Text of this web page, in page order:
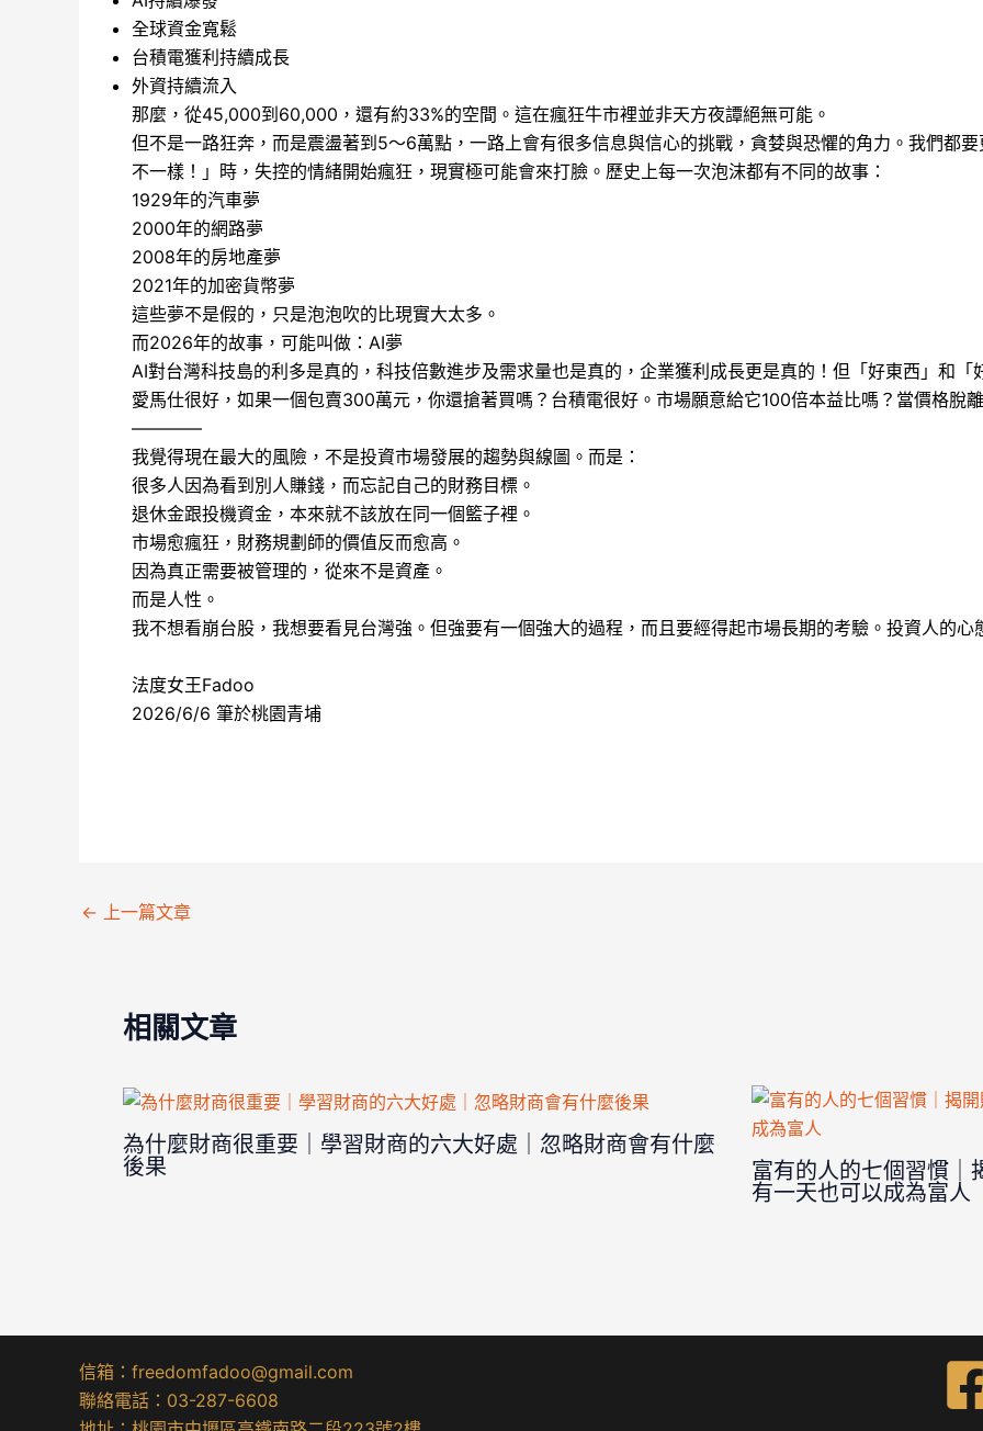
全球資金寬鬆
台積電獲利持續成長
外資持續流入
那麼，從45,000到60,000，還有約33%的空間。這在瘋狂牛市裡並非天方夜譚絕無可能。
但不是一路狂奔，而是震盪著到5～6萬點，一路上會有很多信息與信心的挑戰，貪婪與恐懼的角力。我們都
不一樣！」時，失控的情緒開始瘋狂，現實極可能會來打臉。歷史上每一次泡沫都有不同的故事：
1929年的汽車夢
2000年的網路夢
2008年的房地產夢
2021年的加密貨幣夢
這些夢不是假的，只是泡泡吹的比現實大太多。
而2026年的故事，可能叫做：AI夢
AI對台灣科技島的利多是真的，科技倍數進步及需求量也是真的，企業獲利成長更是真的！但「好東西」和
愛馬仕很好，如果一個包賣300萬元，你還搶著買嗎？台積電很好。市場願意給它100倍本益比嗎？當價格脫
————
我覺得現在最大的風險，不是投資市場發展的趨勢與線圖。而是：
很多人因為看到別人賺錢，而忘記自己的財務目標。
退休金跟投機資金，本來就不該放在同一個籃子裡。
市場愈瘋狂，財務規劃師的價值反而愈高。
因為真正需要被管理的，從來不是資產。
而是人性。
我不想看崩台股，我想要看見台灣強。但強要有一個強大的過程，而且要經得起市場長期的考驗。投資人的心
法度女王Fadoo
2026/6/6 筆於桃園青埔
← 上一篇文章
相關文章
為什麼財商很重要｜學習財商的六大好處｜忽略財商會有什麼
後果
富有的人的七個習慣｜
有一天也可以成為富人
信箱：freedomfadoo@gmail.com
聯絡電話：03-287-6608